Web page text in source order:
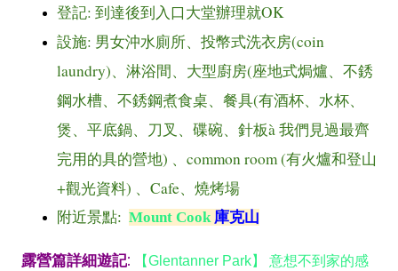
登記: 到達後到入口大堂辦理就OK
設施: 男女沖水廁所、投幣式洗衣房(coin
laundry)、淋浴間、大型廚房(座地式焗爐、不銹
鋼水槽、不銹鋼煮食桌、餐具(有酒杯、水杯、
煲、平底鍋、刀叉、碟碗、針板à 我們見過最齊
完用的具的營地) 、 common room (有火爐和登山
+觀光資料) 、 Cafe、燒烤場
附近景點: Mount Cook 庫克山
露營篇詳細遊記: 【Glentanner Park】
意想不到家的感